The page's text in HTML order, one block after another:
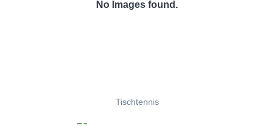
No Images found.
Tischtennis